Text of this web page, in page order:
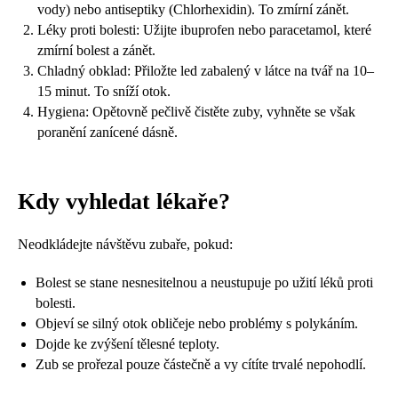
vody) nebo antiseptiky (Chlorhexidin). To zmírní zánět.
Léky proti bolesti: Užijte ibuprofen nebo paracetamol, které
zmírní bolest a zánět.
Chladný obklad: Přiložte led zabalený v látce na tvář na 10–
15 minut. To sníží otok.
Hygiena: Opětovně pečlivě čistěte zuby, vyhněte se však
poranění zanícené dásně.
Kdy vyhledat lékaře?
Neodkládejte návštěvu zubaře, pokud:
Bolest se stane nesnesitelnou a neustupuje po užití léků proti
bolesti.
Objeví se silný otok obličeje nebo problémy s polykáním.
Dojde ke zvýšení tělesné teploty.
Zub se prořezal pouze částečně a vy cítíte trvalé nepohodlí.